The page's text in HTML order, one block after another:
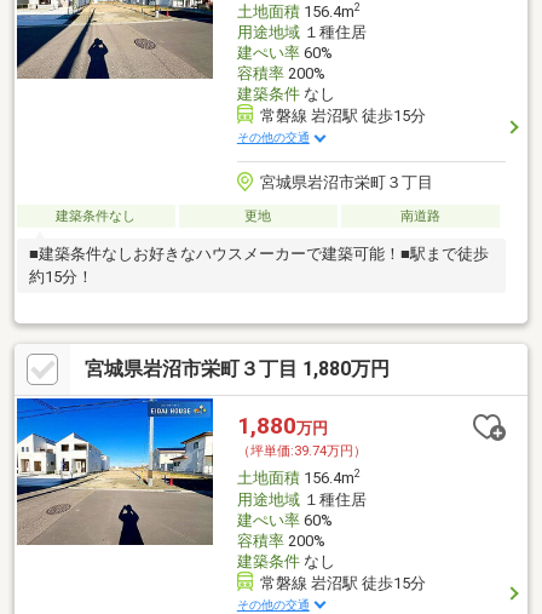
土地面積156.4m2
用途地域１種住居
建ぺい率60%
容積率200%
建築条件なし
常磐線 岩沼駅 徒歩15分
その他の交通
宮城県岩沼市栄町３丁目
建築条件なし 更地 南道路
■建築条件なしお好きなハウスメーカーで建築可能！■駅まで徒歩
約15分！
宮城県岩沼市栄町３丁目 1,880万円
1,880万円
（坪単価:39.74万円）
土地面積156.4m2
用途地域１種住居
建ぺい率60%
容積率200%
建築条件なし
常磐線 岩沼駅 徒歩15分
その他の交通